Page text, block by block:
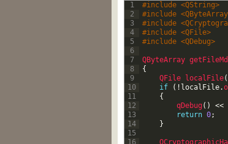
1
2
3
4
5
6
7
8
9
10
11
12
13
14
15
16
#include <QString>
#include
#include
#include <QFile>
#include <QDebug>
QByteArray
{
QFile
localFile(
if
( ! localFile.
{
qDebug ( ) <<
return 0;
}